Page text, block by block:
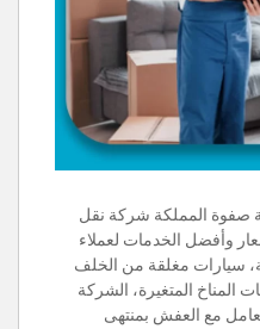
المملكة شركة نقل
وأفضل الخدمات لعملاء
سيارات مغلقة من الخلف
المناخ المتغيرة، الشركة
مع العفش بمنتهى